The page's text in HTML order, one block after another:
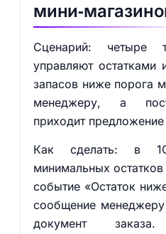
Сценарий: четыре
управляют
запасов ниже порога
менеджеру, а
приходит предложение
Как сделать: в
минимальных
событие «Остаток
сообщение
документ